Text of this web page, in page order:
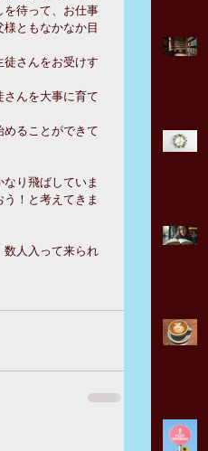
を待って、お仕事
ともなかなか目
さんをお受けす
んを大事に育て
ることができて
り飛ばしていま
！と考えてきま
人入って来られ